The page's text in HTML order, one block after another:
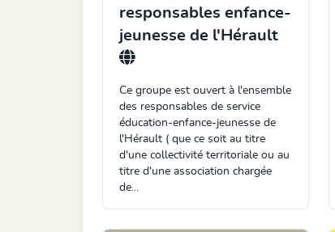
responsables enfance-
jeunesse de l'Hérault
Ce groupe est ouvert à l'ensemble
des responsables de service
éducation-enfance-jeunesse de
l'Hérault ( que ce soit au titre
d'une collectivité territoriale ou au
titre d'une association chargée
de...